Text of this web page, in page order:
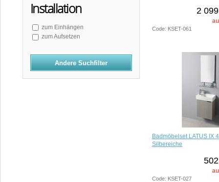
Installation
zum Einhängen
zum Aufsetzen
Andere Suchfilter
2
Code: KSET-061
Badmöbelset LATUS IX
Silbereiche
Code: KSET-027